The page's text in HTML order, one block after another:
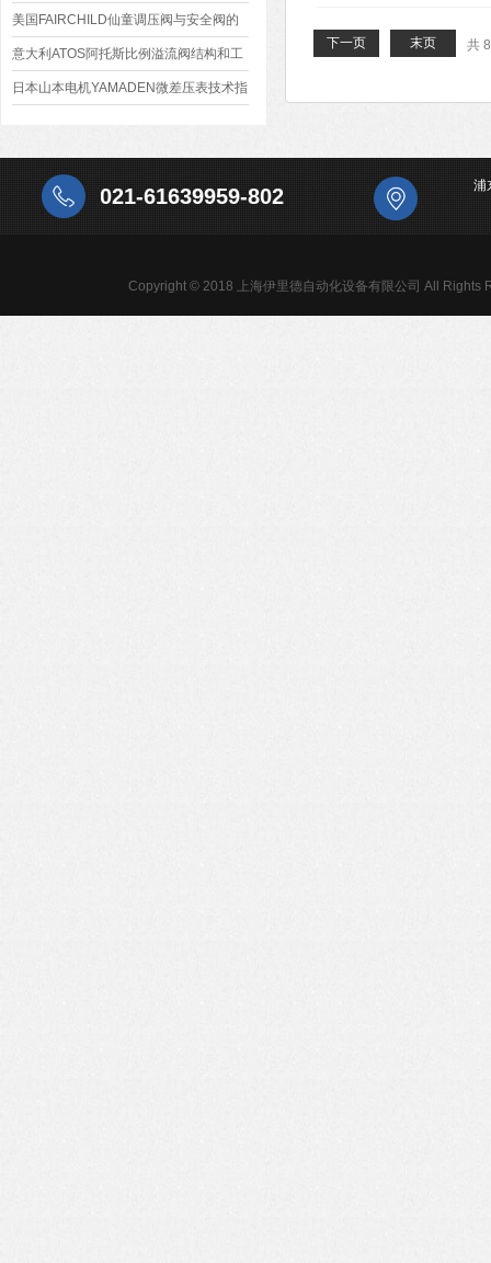
美国FAIRCHILD仙童调压阀与安全阀的
区别
意大利ATOS阿托斯比例溢流阀结构和工
作原理介绍
日本山本电机YAMADEN微差压表技术指
共
下一页 末页
021-61639959-802 浦
Copyright © 2018 上海伊里德自动化设备有限公司 All Rights